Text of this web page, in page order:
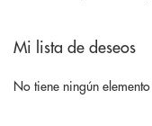
Mi lista de deseos
No tiene ningún